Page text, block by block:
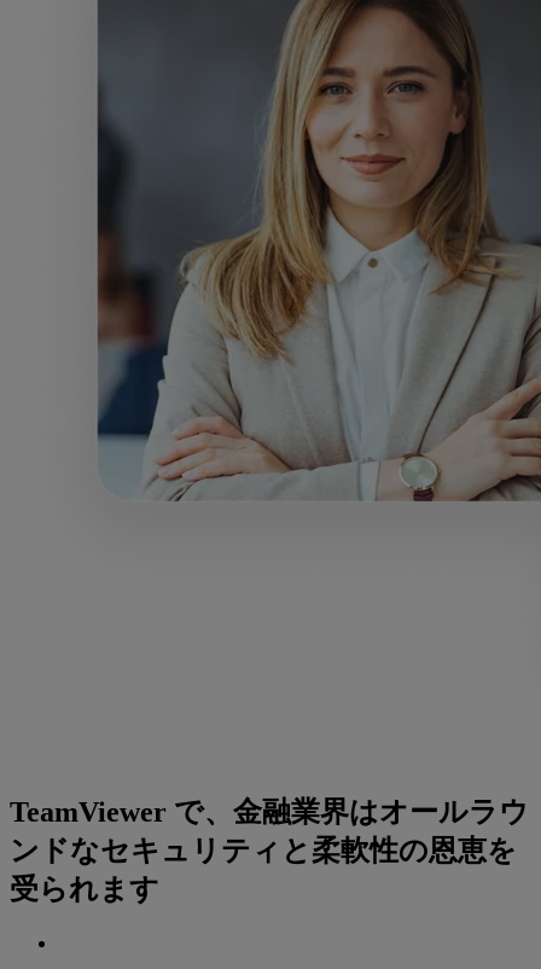
TeamViewer で、金融業界はオールラウ
ンドなセキュリティと柔軟性の恩恵を
受られます